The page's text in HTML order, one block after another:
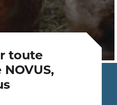
toute